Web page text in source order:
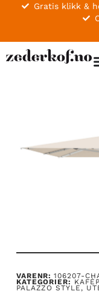
Gratis klikk &
VARENR:106207-
KATEGORIER:
PALAZZO STYLE,